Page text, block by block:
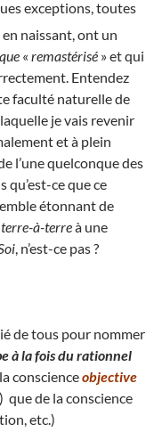
exceptions, toutes
naissant, ont un
« remastérisé » et qui
Entendez
faculté naturelle de
je vais revenir
et à plein
l’une quelconque des
qu’est-ce que ce
étonnant de
terre-à-terreà une
, n’est-ce pas ?
de tous pour nommer
à la fois du rationnel
conscienceobjective
de la conscience
etc.)